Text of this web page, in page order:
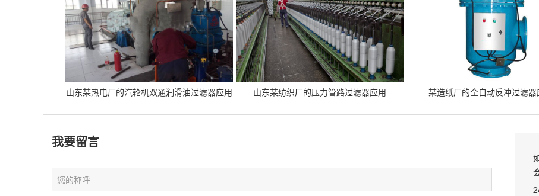
山东某热电厂的汽轮机双通润滑油过滤器应用 山东某纺织厂的压力管路过滤器应用 某造纸厂的全自动反冲过滤器
我要留言